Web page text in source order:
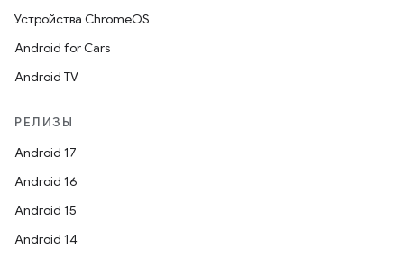
Устройства ChromeOS
Android for Cars
Android TV
РЕЛИЗЫ
Android 17
Android 16
Android 15
Android 14